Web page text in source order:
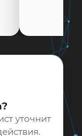
уточнит